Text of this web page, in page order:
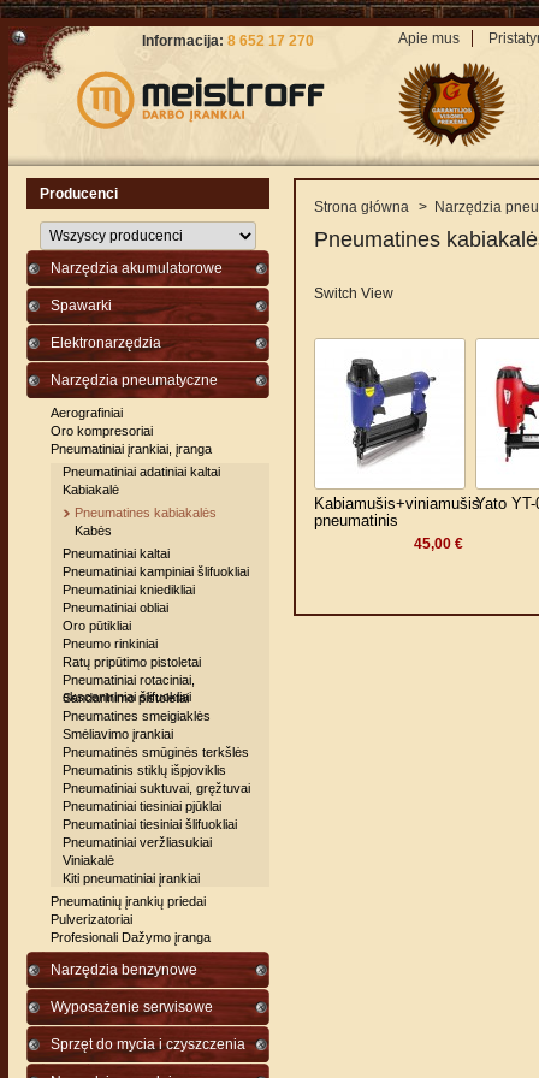
Apie mus
Informacija: 8 652 17 270
Producenci
Narzędzia akumulatorowe
Spawarki
Elektronarzędzia
Narzędzia pneumatyczne
Aerografiniai
Oro kompresoriai
Pneumatiniai įrankiai, įranga
Pneumatiniai adatiniai kaltai
Kabiakalė
Pneumatines kabiakalės
Kabės
Pneumatiniai kaltai
Pneumatiniai kampiniai šlifuokliai
Pneumatiniai kniedikliai
Pneumatiniai obliai
Oro pūtikliai
Pneumo rinkiniai
Ratų pripūtimo pistoletai
Pneumatiniai rotaciniai,
ekscentriniai šlifuokliai
Sandarinimo pistoletai
Pneumatines smeigiaklės
Smėliavimo įrankiai
Pneumatinės smūginės terkšlės
Pneumatinis stiklų išpjoviklis
Pneumatiniai suktuvai, gręžtuvai
Pneumatiniai tiesiniai pjūklai
Pneumatiniai tiesiniai šlifuokliai
Pneumatiniai veržliasukiai
Viniakalė
Kiti pneumatiniai įrankiai
Pneumatinių įrankių priedai
Pulverizatoriai
Profesionali Dažymo įranga
Narzędzia benzynowe
Wyposażenie serwisowe
Sprzęt do mycia i czyszczenia
Strona główna > Narzędzia
Pneumatines
Switch View
Kabiamušis+viniamušis
pneumatinis
45,00 €
Yato YT-